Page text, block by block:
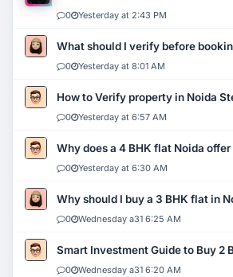
0 Yesterday at 2:43 PM
What should I verify before
0 Yesterday at 8:01 AM
How to Verify property in Noida
0 Yesterday at 6:57 AM
Why does a 4 BHK flat Noida
0 Yesterday at 6:30 AM
Why should I buy a 3 BHK flat in
0 Wednesday a31 6:25 AM
Smart Investment Guide to Buy 2
0 Wednesday a31 6:20 AM